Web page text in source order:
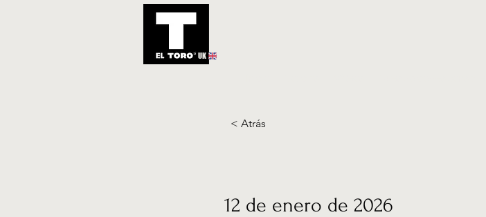
UK
< Atrás
12 de enero de 2026